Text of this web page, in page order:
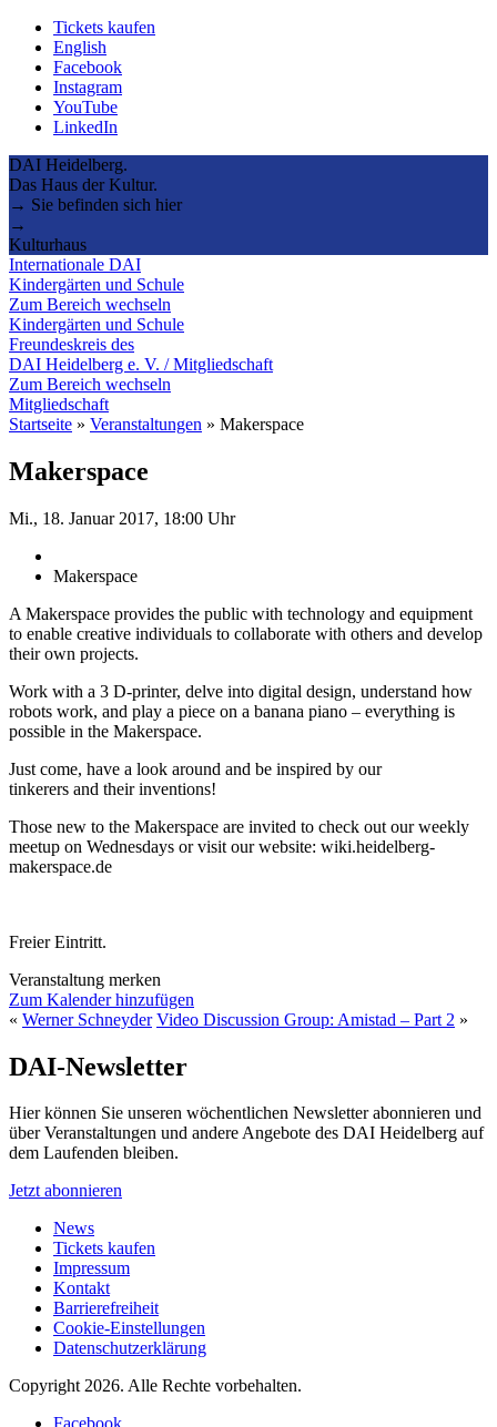
Tickets kaufen
English
Facebook
Instagram
YouTube
LinkedIn
DAI Heidelberg.
Das Haus der Kultur.
→ Sie befinden sich hier
→
Kulturhaus
Internationale DAI
Kindergärten und Schule
Zum Bereich wechseln
Kindergärten und Schule
Freundeskreis des
DAI Heidelberg e. V. / Mitgliedschaft
Zum Bereich wechseln
Mitgliedschaft
Startseite » Veranstaltungen » Makerspace
Makerspace
Mi., 18. Januar 2017, 18:00 Uhr
Makerspace
A Makerspace provides the public with technology and equipment
to enable creative individuals to collaborate with others and develop
their own projects.
Work with a 3 D-printer, delve into digital design, understand how
robots work, and play a piece on a banana piano – everything is
possible in the Makerspace.
Just come, have a look around and be inspired by our
tinkerers and their inventions!
Those new to the Makerspace are invited to check out our weekly
meetup on Wednesdays or visit our website: wiki.heidelberg-
makerspace.de
Freier Eintritt.
Veranstaltung merken
Zum Kalender hinzufügen
« Werner Schneyder Video Discussion Group: Amistad – Part 2 »
DAI-Newsletter
Hier können Sie unseren wöchentlichen Newsletter abonnieren und
über Veranstaltungen und andere Angebote des DAI Heidelberg auf
dem Laufenden bleiben.
Jetzt abonnieren
News
Tickets kaufen
Impressum
Kontakt
Barrierefreiheit
Cookie-Einstellungen
Datenschutzerklärung
Copyright 2026. Alle Rechte vorbehalten.